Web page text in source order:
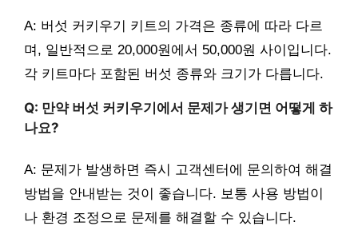
A: 버섯 커키우기 키트의 가격은 종류에 따라 다르
며, 일반적으로 20,000원에서 50,000원 사이입니다.
각 키트마다 포함된 버섯 종류와 크기가 다릅니다.
Q: 만약 버섯 커키우기에서 문제가 생기면 어떻게 하
나요?
A: 문제가 발생하면 즉시 고객센터에 문의하여 해결
방법을 안내받는 것이 좋습니다. 보통 사용 방법이
나 환경 조정으로 문제를 해결할 수 있습니다.